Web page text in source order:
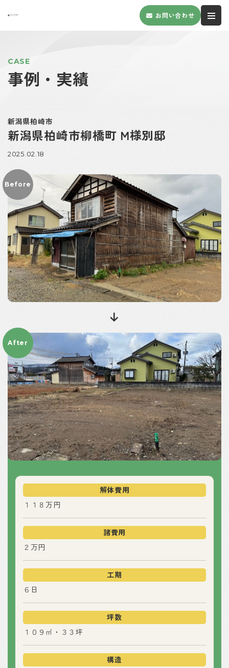
お問い合わせ
CASE
事例・実績
新潟県柏崎市
新潟県柏崎市柳橋町 M様別邸
2025.02.18
Before
After
解体費用
１１８万円
諸費用
２万円
工期
６日
坪数
１０９㎡・３３坪
構造